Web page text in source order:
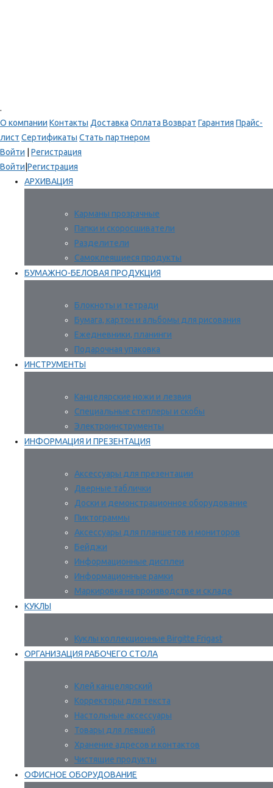
.
О компании Контакты Доставка Оплата Возврат Гарантия Прайс-
лист Сертификаты Стать партнером
Войти
Регистрация
Войти Регистрация
АРХИВАЦИЯ
Карманы прозрачные
Папки и скоросшиватели
Разделители
Самоклеящиеся продукты
БУМАЖНО-БЕЛОВАЯ ПРОДУКЦИЯ
Блокноты и тетради
Бумага, картон и альбомы для рисования
Ежедневники, планинги
Подарочная упаковка
ИНСТРУМЕНТЫ
Канцелярские ножи и лезвия
Специальные степлеры и скобы
Электроинструменты
ИНФОРМАЦИЯ И ПРЕЗЕНТАЦИЯ
Аксессуары для презентации
Дверные таблички
Доски и демонстрационное оборудование
Пиктограммы
Аксессуары для планшетов и мониторов
Бейджи
Информационные дисплеи
Информационные рамки
Маркировка на производстве и складе
КУКЛЫ
Куклы коллекционные Birgitte Frigast
ОРГАНИЗАЦИЯ РАБОЧЕГО СТОЛА
Клей канцелярский
Корректоры для текста
Настольные аксессуары
Товары для левшей
Хранение адресов и контактов
Чистящие продукты
ОФИСНОЕ ОБОРУДОВАНИЕ